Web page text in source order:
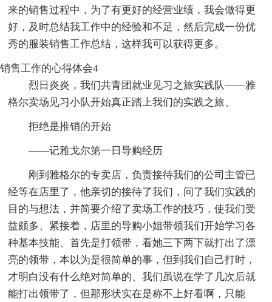
来的销售过程中，为了有更好的经营业绩，我会做得更
好，及时总结我工作中的经验和不足，然后完成一份优
秀的服装销售工作总结，这样我可以获得更多。
销售工作的心得体会4
烈日炎炎，我们共青团就业见习之旅实践队——雅
格尔卖场见习小队开始真正踏上我们的实践之旅、
拒绝是推销的开始
——记雅戈尔第一日导购经历
刚到雅格尔的专卖店，负责接待我们的公司主管已
经等在店里了，他亲切的接待了我们，问了我们实践的
目的与想法，并简要介绍了卖场工作的技巧，使我们受
益颇多、紧接着，店里的导购小姐带领我们开始学习各
种基本技能、首先是打领带，看她三下两下就打出了漂
亮的领带，本以为是很简单的事，但到我们自己打时，
才明白没有什么绝对简单的、我们虽说在学了几次后就
能打出领带了，但那形状实在是称不上好看啊，只能